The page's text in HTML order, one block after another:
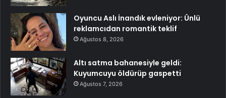
Oyuncu Aslı İnandık evleniyor: Ünlü
reklamcıdan romantik teklif
Ağustos 8, 2026
Altı satma bahanesiyle geldi:
Kuyumcuyu öldürüp gaspetti
Ağustos 7, 2026